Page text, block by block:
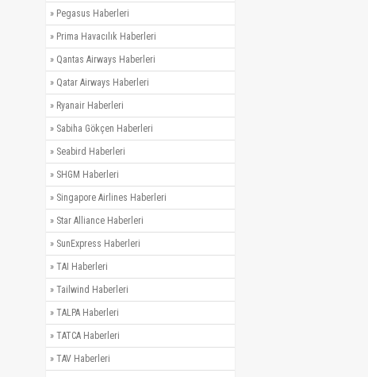
» Pegasus Haberleri
» Prima Havacılık Haberleri
» Qantas Airways Haberleri
» Qatar Airways Haberleri
» Ryanair Haberleri
» Sabiha Gökçen Haberleri
» Seabird Haberleri
» SHGM Haberleri
» Singapore Airlines Haberleri
» Star Alliance Haberleri
» SunExpress Haberleri
» TAI Haberleri
» Tailwind Haberleri
» TALPA Haberleri
» TATCA Haberleri
» TAV Haberleri